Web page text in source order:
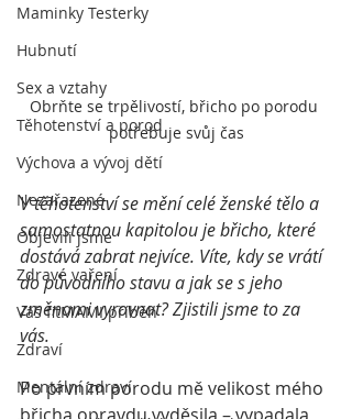
Maminky Testerky
Hubnutí
Sex a vztahy
Těhotenství a porod
Výchova a vývoj dětí
Nezařazené
Objevili jsme
Zdravé vaření
Váš fitMAMI příběh
Zdraví
Mentální zdraví
Obrňte se trpělivostí, břicho po porodu
potřebuje svůj čas
V těhotenství se mění celé ženské tělo a
samostatnou kapitolou je břicho, které
dostává zabrat nejvíce. Víte, kdy se vrátí
do původního stavu a jak se s jeho
změnami vyrovnat? Zjistili jsme to za
vás.
Po prvním porodu mě velikost mého
břicha opravdu vyděsila – vypadala